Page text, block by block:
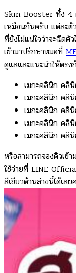
Skin Booster ทั้ง 4
เหมือนกันครับ แต่ละตั
ที่ยังไม่แน่ใจว่าจะฉีดตั
เข้ามาปรึกษาหมอที่
ดูแลและแนะนำให้ตร
เมกะคลินิก คลิ
เมกะคลินิก คลิ
เมกะคลินิก คลิ
เมกะคลินิก คลิ
เมกะคลินิก คลิ
หรือสามารถจองคิวเข้
ใช้จ่ายที่ LINE
สีเขียวด้านล่างนี้ได้เลย